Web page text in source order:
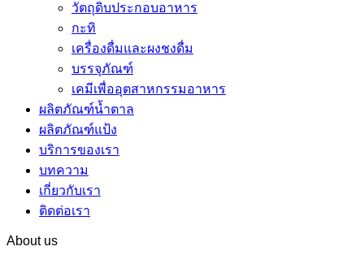
วัตถุดิบประกอบอาหาร
กะทิ
เครื่องดื่มและผงชงดื่ม
บรรจุภัณฑ์
เคมีเพื่ออุตสาหกรรมอาหาร
ผลิตภัณฑ์น้ำตาล
ผลิตภัณฑ์แป้ง
บริการของเรา
บทความ
เกี่ยวกับเรา
ติดต่อเรา
About us